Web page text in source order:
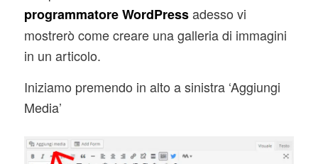
programmatore WordPressadesso vi
mostrerò come creare una galleria di immagini
in un articolo.
Iniziamo premendo in alto a sinistra ‘Aggiungi
Media’